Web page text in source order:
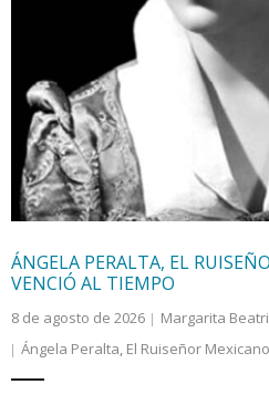
ÁNGELA PERALTA, EL
VENCIÓ AL TIEMPO
8 de agosto de 2026 Margarita
Ángela Peralta, El Ruiseñor Mexicano